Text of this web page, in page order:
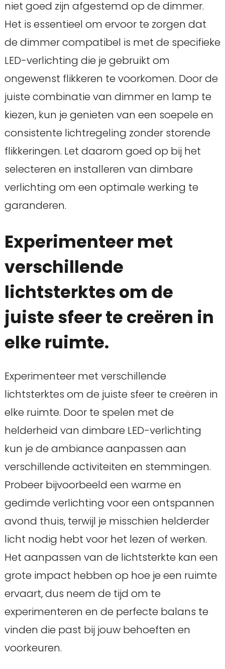
niet goed zijn afgestemd op de dimmer.
Het is essentieel om ervoor te zorgen dat
de dimmer compatibel is met de specifieke
LED-verlichting die je gebruikt om
ongewenst flikkeren te voorkomen. Door de
juiste combinatie van dimmer en lamp te
kiezen, kun je genieten van een soepele en
consistente lichtregeling zonder storende
flikkeringen. Let daarom goed op bij het
selecteren en installeren van dimbare
verlichting om een optimale werking te
garanderen.
Experimenteer met
verschillende
lichtsterktes om de
juiste sfeer te creëren in
elke ruimte.
Experimenteer met verschillende
lichtsterktes om de juiste sfeer te creëren in
elke ruimte. Door te spelen met de
helderheid van dimbare LED-verlichting
kun je de ambiance aanpassen aan
verschillende activiteiten en stemmingen.
Probeer bijvoorbeeld een warme en
gedimde verlichting voor een ontspannen
avond thuis, terwijl je misschien helderder
licht nodig hebt voor het lezen of werken.
Het aanpassen van de lichtsterkte kan een
grote impact hebben op hoe je een ruimte
ervaart, dus neem de tijd om te
experimenteren en de perfecte balans te
vinden die past bij jouw behoeften en
voorkeuren.